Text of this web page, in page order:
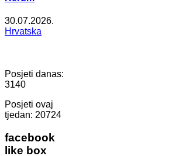
30.07.2026.
Hrvatska
Posjeti danas:
3140
Posjeti ovaj
tjedan: 20724
facebook
like box